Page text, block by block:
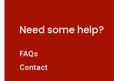
Need some help?
FAQs
Contact